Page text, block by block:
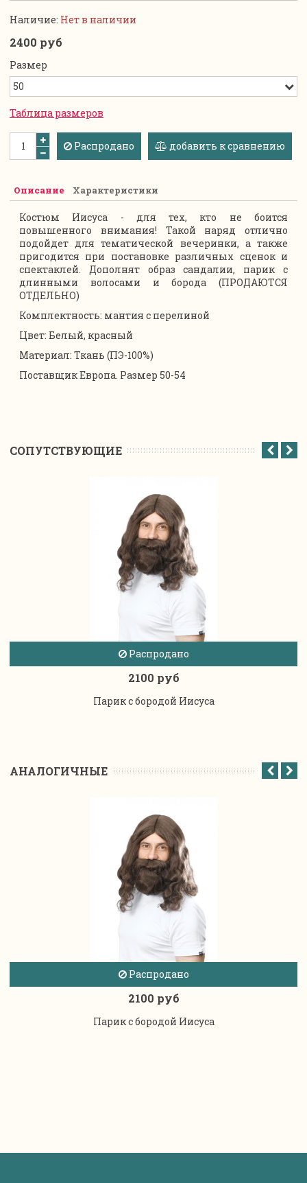
Наличие: Нет в наличии
2400 руб
Размер
Таблица размеров
Распродано добавить к сравнению
Описание Характеристики
Костюм Иисуса - для тех, кто не боится
повышенного внимания! Такой наряд отлично
подойдет для тематической вечеринки, а также
пригодится при постановке различных сценок и
спектаклей. Дополнят образ сандалии, парик с
длинными волосами и борода (ПРОДАЮТСЯ
ОТДЕЛЬНО)
Комплектность: мантия с перелиной
Цвет: Белый, красный
Материал: Ткань (ПЭ-100%)
Поставщик Европа. Размер 50-54
CОПУТСТВУЮЩИЕ
Распродано
2100 руб
Парик с бородой Иисуса
АНАЛОГИЧНЫЕ
Распродано
2100 руб
Парик с бородой Иисуса